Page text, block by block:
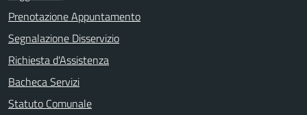
Prenotazione Appuntamento
Segnalazione Disservizio
Richiesta d'Assistenza
Bacheca Servizi
Statuto Comunale